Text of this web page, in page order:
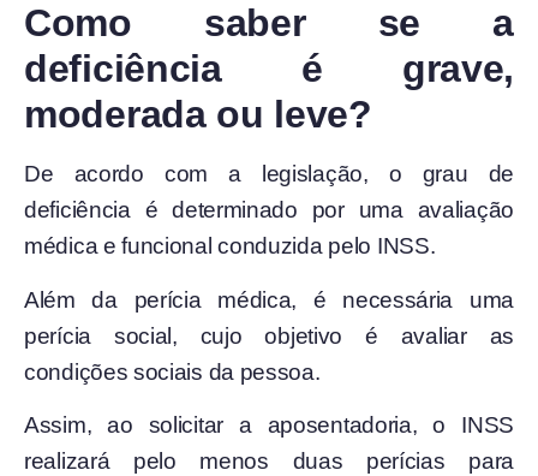
Como saber se a
deficiência é grave,
moderada ou leve?
De acordo com a legislação, o grau de
deficiência é determinado por uma avaliação
médica e funcional conduzida pelo INSS.
Além da perícia médica, é necessária uma
perícia social, cujo objetivo é avaliar as
condições sociais da pessoa.
Assim, ao solicitar a aposentadoria, o INSS
realizará pelo menos duas perícias para